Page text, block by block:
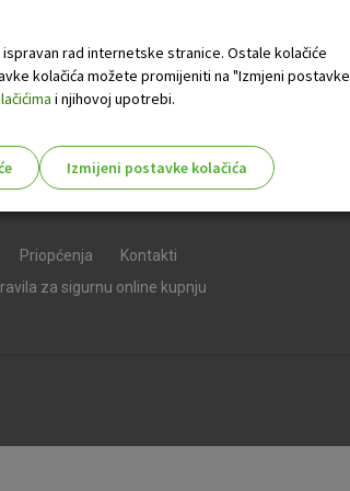
Priopćenja
Kontakti
za sigurnu online kupnju
rad internetske stranice. Ostale kolačiće
kolačića možete promijeniti na "Izmjeni postavke
i njihovoj upotrebi.
Izmijeni postavke kolačića
neki dijelovi stranice neće raditi. Ti kolačići ne